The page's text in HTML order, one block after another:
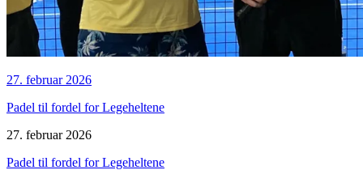
27. februar 2026
Padel til fordel for Legeheltene
27. februar 2026
Padel til fordel for Legeheltene